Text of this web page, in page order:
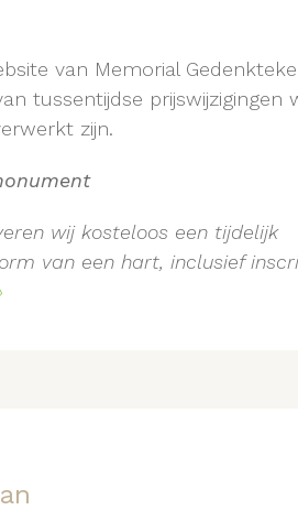
van Memorial
tussentijdse prijswijzigingen
zijn.
wij kosteloos een tijdelijk
van een hart, inclusief